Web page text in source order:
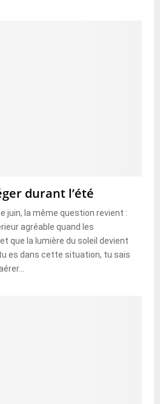
durant l’été
juin, la même question revient :
agréable quand les
que la lumière du soleil devient
es dans cette situation, tu sais